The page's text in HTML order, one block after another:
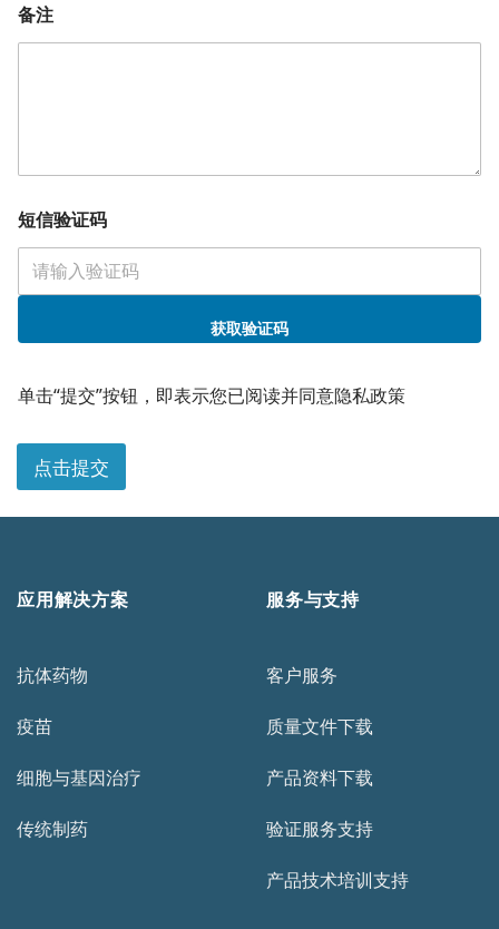
备
注
备注
短信验证码
获取验证码
单击“提交”按钮，即表示您已阅读并同意隐私政策
点击提交
应用解决方案
抗体药物
疫苗
细胞与基因治疗
传统制药
服务与支持
客户服务
质量文件下载
产品资料下载
验证服务支持
产品技术培训支持